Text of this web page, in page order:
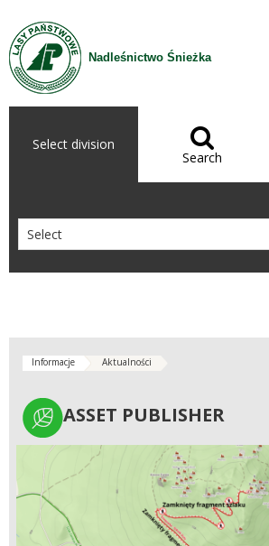
Skip to Content
Nadleśnictwo Śnieżka
Select division 
Search
Informacje Aktualności
ASSET PUBLISHER
ASSET PUBLISHER